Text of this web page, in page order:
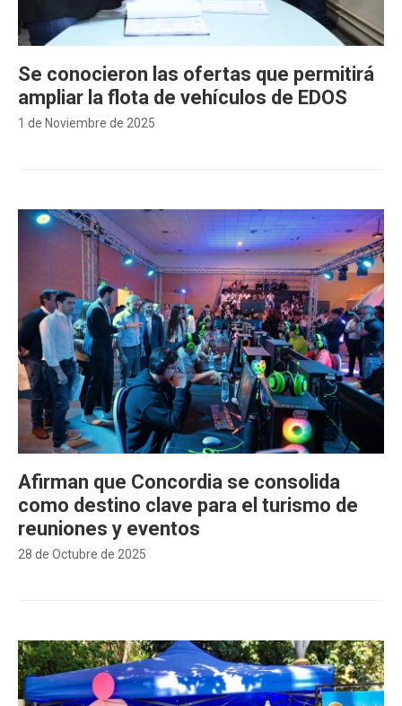
1 de Noviembre de 2025
Se conocieron las ofertas que permitirá
ampliar la flota de vehículos de EDOS
28 de Octubre de 2025
Afirman que Concordia se consolida
como destino clave para el turismo de
reuniones y eventos